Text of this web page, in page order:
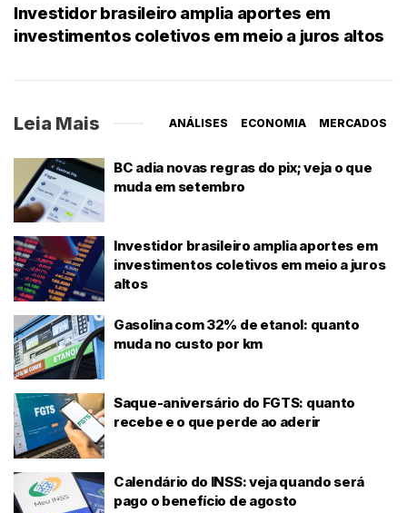
Investidor brasileiro amplia aportes em
investimentos coletivos em meio a juros altos
Leia Mais ANÁLISES ECONOMIA MERCADOS
BC adia novas regras do pix; veja o que
muda em setembro
Investidor brasileiro amplia aportes em
investimentos coletivos em meio a juros
altos
Gasolina com 32% de etanol: quanto
muda no custo por km
Saque-aniversário do FGTS: quanto
recebe e o que perde ao aderir
Calendário do INSS: veja quando será
pago o benefício de agosto